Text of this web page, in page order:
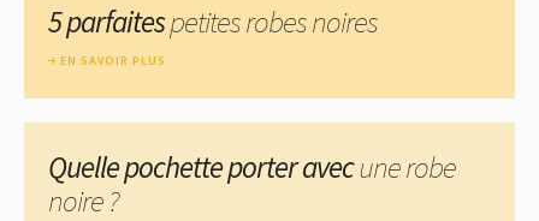
5 parfaitespetites robes noires
EN SAVOIR PLUS
Quelle pochette porter avecune robe
noire ?